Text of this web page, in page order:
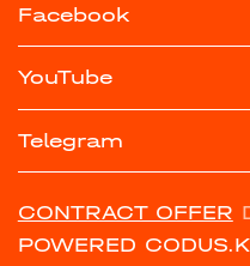
Facebook
YouTube
Telegram
CONTRACT OFFER
POWERED